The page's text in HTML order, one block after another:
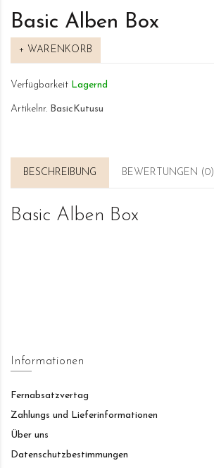
Basic Alben Box
+ WARENKORB
Verfügbarkeit Lagernd
Artikelnr. BasicKutusu
BESCHREIBUNG BEWERTUNGEN (0)
Basic Alben Box
Informationen
Fernabsatzvertag
Zahlungs und Lieferinformationen
Über uns
Datenschutzbestimmungen